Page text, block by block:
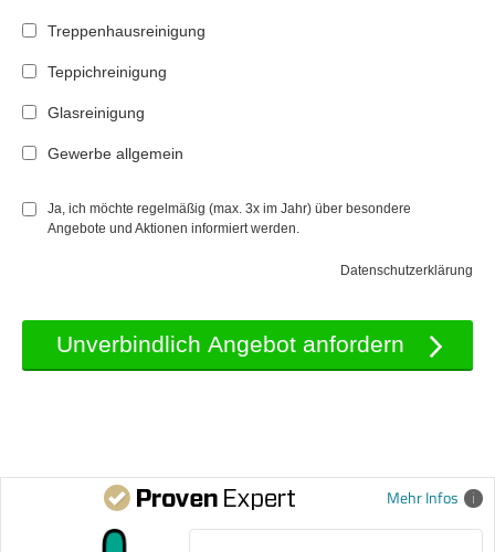
Treppenhausreinigung
Teppichreinigung
Glasreinigung
Gewerbe allgemein
Ja, ich möchte regelmäßig (max. 3x im Jahr) über besondere
Angebote und Aktionen informiert werden.
Datenschutzerklärung
Mehr Infos